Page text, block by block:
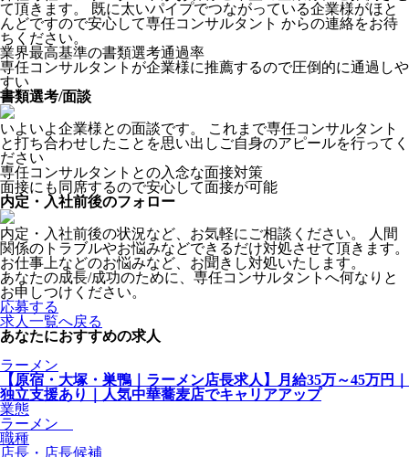
て頂きます。 既に太いパイプでつながっている企業様がほと
んどですので安心して専任コンサルタント からの連絡をお待
ちください。
業界最高基準の書類選考通過率
専任コンサルタントが企業様に推薦するので圧倒的に通過しや
すい
書類選考/面談
いよいよ企業様との面談です。 これまで専任コンサルタント
と打ち合わせしたことを思い出しご自身のアピールを行ってく
ださい
専任コンサルタントとの入念な面接対策
面接にも同席するので安心して面接が可能
内定・入社前後のフォロー
内定・入社前後の状況など、お気軽にご相談ください。 人間
関係のトラブルやお悩みなどできるだけ対処させて頂きます。
お仕事上などのお悩みなど、お聞きし対処いたします。
あなたの成長/成功のために、専任コンサルタントへ何なりと
お申しつけください。
応募する
求人一覧へ戻る
あなたにおすすめの求人
ラーメン
【原宿・大塚・巣鴨｜ラーメン店長求人】月給35万～45万円｜
独立支援あり｜人気中華蕎麦店でキャリアアップ
業態
ラーメン
職種
店長・店長候補